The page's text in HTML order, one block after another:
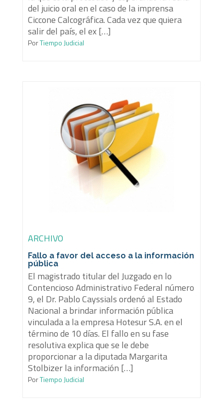
del juicio oral en el caso de la imprensa
Ciccone Calcográfica. Cada vez que quiera
salir del país, el ex […]
PorTiempo Judicial
ARCHIVO
Fallo a favor del acceso a la información
pública
El magistrado titular del Juzgado en lo
Contencioso Administrativo Federal número
9, el Dr. Pablo Cayssials ordenó al Estado
Nacional a brindar información pública
vinculada a la empresa Hotesur S.A. en el
término de 10 días. El fallo en su fase
resolutiva explica que se le debe
proporcionar a la diputada Margarita
Stolbizer la información […]
PorTiempo Judicial